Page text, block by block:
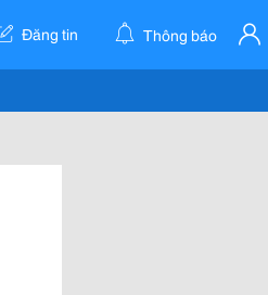
Đăng tin Thông báo